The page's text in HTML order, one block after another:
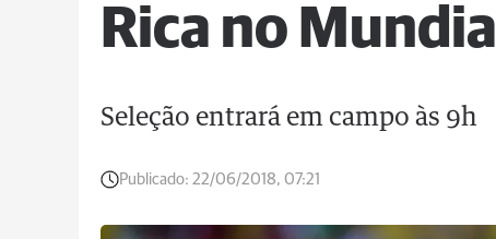
Rica no Mundial
Seleção entrará em campo às 9h
Publicado: 22/06/2018, 07:21